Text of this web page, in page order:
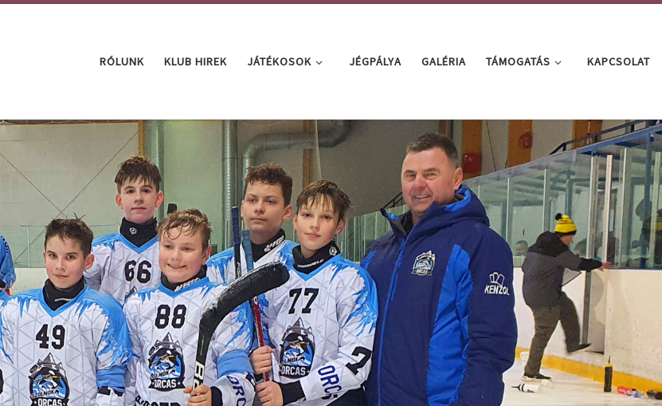
RÓLUNK KLUB HIREK JÁTÉKOSOK JÉGPÁLYA GALÉRIA TÁMOGATÁS KAPCSOLAT